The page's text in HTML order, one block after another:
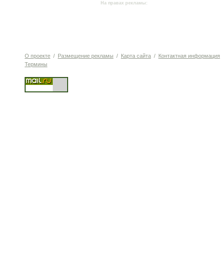
На правах рекламы:
О проекте / Размещение рекламы / Карта сайта / Контактная информация
Термины